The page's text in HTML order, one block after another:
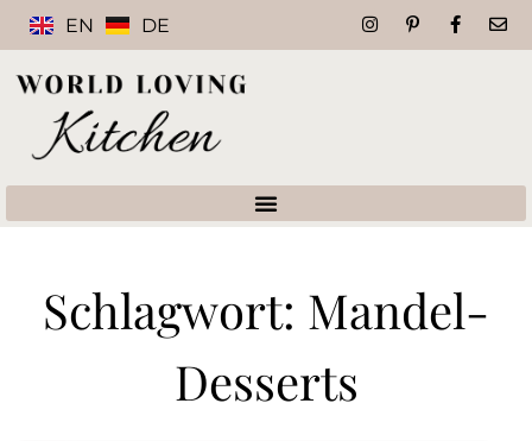
EN DE
Schlagwort: Mandel-
Desserts